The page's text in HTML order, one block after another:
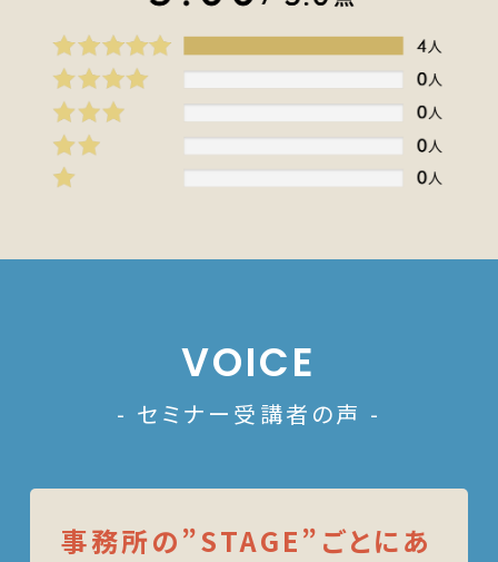
VOICE
- セミナー受講者の声 -
事務所の”STAGE”ごとにあ